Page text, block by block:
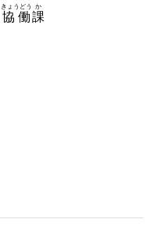
協働
きょうどう
課
か